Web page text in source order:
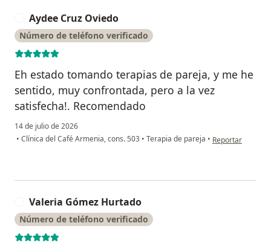
Aydee Cruz Oviedo
Número de teléfono verificado
Eh estado tomando terapias de pareja, y me he
sentido, muy confrontada, pero a la vez
satisfecha!. Recomendado
14 de julio de 2026
• Clínica del Café Armenia, cons. 503 • Terapia de pareja • en opinión del
Reportar
Valeria Gómez Hurtado
Número de teléfono verificado